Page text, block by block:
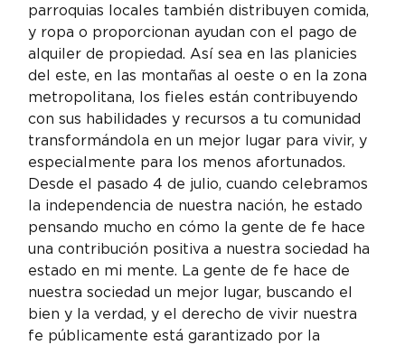
parroquias locales también distribuyen comida,
y ropa o proporcionan ayudan con el pago de
alquiler de propiedad. Así sea en las planicies
del este, en las montañas al oeste o en la zona
metropolitana, los fieles están contribuyendo
con sus habilidades y recursos a tu comunidad
transformándola en un mejor lugar para vivir, y
especialmente para los menos afortunados.
Desde el pasado 4 de julio, cuando celebramos
la independencia de nuestra nación, he estado
pensando mucho en cómo la gente de fe hace
una contribución positiva a nuestra sociedad ha
estado en mi mente. La gente de fe hace de
nuestra sociedad un mejor lugar, buscando el
bien y la verdad, y el derecho de vivir nuestra
fe públicamente está garantizado por la